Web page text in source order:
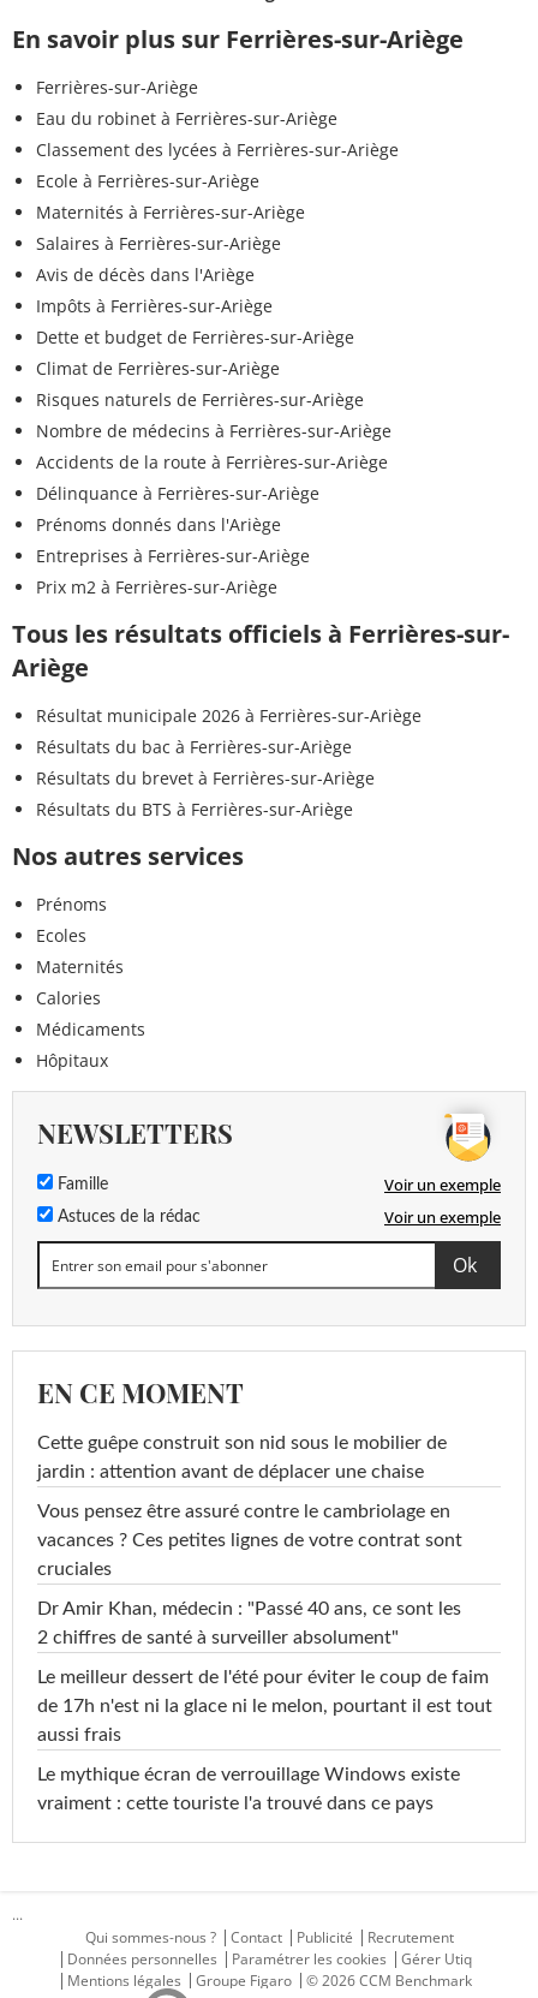
En savoir plus sur Ferrières-sur-Ariège
Ferrières-sur-Ariège
Eau du robinet à Ferrières-sur-Ariège
Classement des lycées à Ferrières-sur-Ariège
Ecole à Ferrières-sur-Ariège
Maternités à Ferrières-sur-Ariège
Salaires à Ferrières-sur-Ariège
Avis de décès dans l'Ariège
Impôts à Ferrières-sur-Ariège
Dette et budget de Ferrières-sur-Ariège
Climat de Ferrières-sur-Ariège
Risques naturels de Ferrières-sur-Ariège
Nombre de médecins à Ferrières-sur-Ariège
Accidents de la route à Ferrières-sur-Ariège
Délinquance à Ferrières-sur-Ariège
Prénoms donnés dans l'Ariège
Entreprises à Ferrières-sur-Ariège
Prix m2 à Ferrières-sur-Ariège
Tous les résultats officiels à Ferrières-sur-
Ariège
Résultat municipale 2026 à Ferrières-sur-Ariège
Résultats du bac à Ferrières-sur-Ariège
Résultats du brevet à Ferrières-sur-Ariège
Résultats du BTS à Ferrières-sur-Ariège
Nos autres services
Prénoms
Ecoles
Maternités
Calories
Médicaments
Hôpitaux
NEWSLETTERS
Famille Voir un exemple
Astuces de la rédac Voir un exemple
EN CE MOMENT
Cette guêpe construit son nid sous le mobilier de
jardin : attention avant de déplacer une chaise
Vous pensez être assuré contre le cambriolage en
vacances ? Ces petites lignes de votre contrat sont
cruciales
Dr Amir Khan, médecin : "Passé 40 ans, ce sont les
2 chiffres de santé à surveiller absolument"
Le meilleur dessert de l'été pour éviter le coup de faim
de 17h n'est ni la glace ni le melon, pourtant il est tout
aussi frais
Le mythique écran de verrouillage Windows existe
vraiment : cette touriste l'a trouvé dans ce pays
...
Qui sommes-nous ?
Contact Publicité
Recrutement
Données personnelles
Paramétrer les cookies
Gérer Utiq
Mentions légales
Groupe Figaro © 2026 CCM Benchmark